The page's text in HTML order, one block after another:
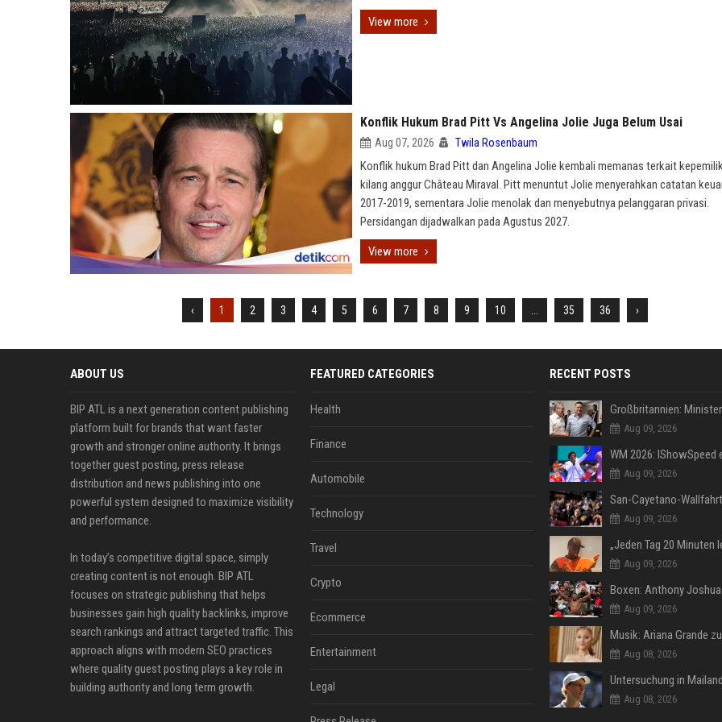
View more
Konflik Hukum Brad Pitt Vs Angelina Jolie Juga Belum Usai
Aug 07, 2026 Twila Rosenbaum
Konflik hukum Brad Pitt dan Angelina Jolie kembali memanas terkait
kilang anggur Château Miraval. Pitt menuntut Jolie menyerahkan catatan
2017-2019, sementara Jolie menolak dan menyebutnya pelanggaran privasi.
Persidangan dijadwalkan pada Agustus 2027.
View more
‹ 1 2 3 4 5 6 7 8 9 10 35 36 ›
ABOUT US
BIP ATL is a next generation content publishing
platform built for brands that want faster
growth and stronger online authority. It brings
together guest posting, press release
distribution and news publishing into one
powerful system designed to maximize visibility
and performance.
In today’s competitive digital space, simply
creating content is not enough. BIP ATL
focuses on strategic publishing that helps
businesses gain high quality backlinks, improve
search rankings and attract targeted traffic. This
approach aligns with modern SEO practices
where quality guest posting plays a key role in
building authority and long term growth.
FEATURED CATEGORIES
Health
Finance
Automobile
Technology
Travel
Crypto
Ecommerce
Entertainment
Legal
RECENT POSTS
Aug 09, 2026
Aug 09, 2026
Aug 09, 2026
Aug 09, 2026
Aug 09, 2026
Aug 08, 2026
Aug 08, 2026